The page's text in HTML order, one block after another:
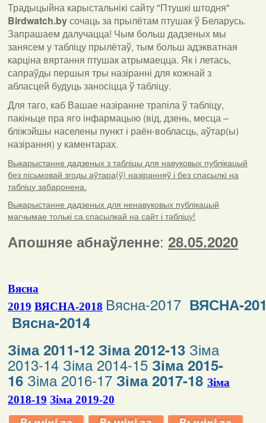
Традыцыйна карыстальнікі сайту "Птушкі штодня"
Birdwatch.byсочаць за прылётам птушак ў Беларусь.
Запрашаем далучацца! Чым больш дадзеных мы
занясем у табліцу прылётаў, тым больш адэкватная
карціна вяртання птушак атрымаецца. Як і летась,
сапраўды першыя тры назіранні для кожнай з
абласцей будуць заносіцца ў табліцу.
Для таго, каб Вашае назіранне трапіла ў табліцу,
пакіньце пра яго інфармацыю (від, дзень, месца –
бліжэйшы населены пункт і раён-вобласць, аўтар(ы)
назірання) у каментарах.
Выкарыстанне дадзеных з табліцы для навуковых публікацый
без пісьмовай згоды аўтара(ў) назіранняў і без спасылкі на
табліцу забаронена.
Выкарыстанне дадзеных для ненавуковых публікацый
магчымае толькі са спасылкай на сайт і табліцу!
Апошняе абнаўленне: 28.05.2020
Вясна
2019 ВЯСНА-2018 Вясна-2017 ВЯСНА-
Вясна-2014
Зіма 2011-12 Зіма 2012-13 Зіма
2013-14 Зіма 2014-15 Зіма 2015-
16 Зіма 2016-17 Зіма 2017-18 Зіма
2018-19 Зіма 2019-20